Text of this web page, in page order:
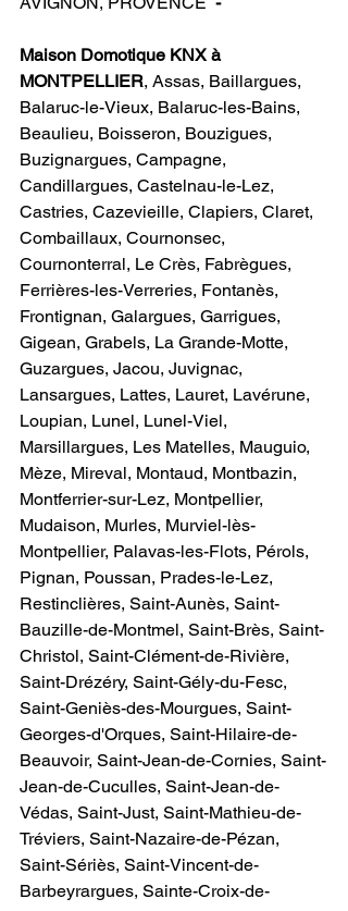
Maison Domotique KNX à
MONTPELLIER, Assas, Baillargues,
Balaruc-le-Vieux, Balaruc-les-Bains,
Beaulieu, Boisseron, Bouzigues,
Buzignargues, Campagne,
Candillargues, Castelnau-le-Lez,
Castries, Cazevieille, Clapiers, Claret,
Combaillaux, Cournonsec,
Cournonterral, Le Crès, Fabrègues,
Ferrières-les-Verreries, Fontanès,
Frontignan, Galargues, Garrigues,
Gigean, Grabels, La Grande-Motte,
Guzargues, Jacou, Juvignac,
Lansargues, Lattes, Lauret, Lavérune,
Loupian, Lunel, Lunel-Viel,
Marsillargues, Les Matelles, Mauguio,
Mèze, Mireval, Montaud, Montbazin,
Montferrier-sur-Lez, Montpellier,
Mudaison, Murles, Murviel-lès-
Montpellier, Palavas-les-Flots, Pérols,
Pignan, Poussan, Prades-le-Lez,
Restinclières, Saint-Aunès, Saint-
Bauzille-de-Montmel, Saint-Brès, Saint-
Christol, Saint-Clément-de-Rivière,
Saint-Drézéry, Saint-Gély-du-Fesc,
Saint-Geniès-des-Mourgues, Saint-
Georges-d'Orques, Saint-Hilaire-de-
Beauvoir, Saint-Jean-de-Cornies, Saint-
Jean-de-Cuculles, Saint-Jean-de-
Védas, Saint-Just, Saint-Mathieu-de-
Tréviers, Saint-Nazaire-de-Pézan,
Saint-Sériès, Saint-Vincent-de-
Barbeyrargues, Sainte-Croix-de-